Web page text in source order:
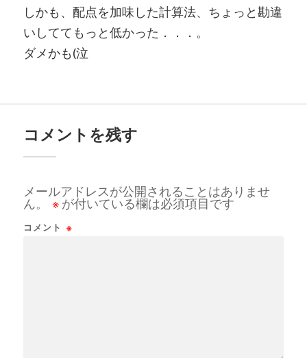
しかも、配点を加味した計算法、ちょっと勘違
いしててもっと低かった．．．。
ダメかも(泣
コメントを残す
メールアドレスが公開されることはありませ
ん。
※ が付いている欄は必須項目です
コメント ※